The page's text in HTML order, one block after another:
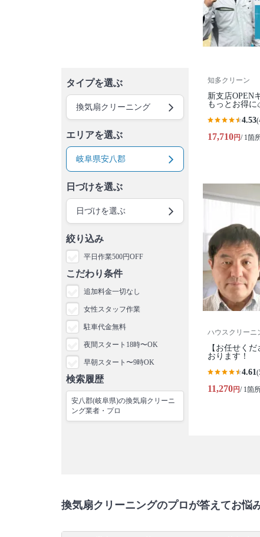
タイプを選ぶ
換気扇クリーニング
エリアを選ぶ
岐阜県安八郡
日づけを選ぶ
日づけを選ぶ
絞り込み
平日作業500円OFF
こだわり条件
追加料金一切なし
女性スタッフ作業
駐車代金無料
夜間スタート18時〜OK
早朝スタート〜9時OK
検索履歴
安八郡(岐阜県)の換気扇クリーニ
ング業者・プロ
知多クリーン
新支店OPEN
もっとお得に
4.53
17,710円/ 1箇
ハウスクリーニ
【お任せく
おります！
4.61
11,270円/ 1箇
換気扇クリーニングのプロが答えてお悩